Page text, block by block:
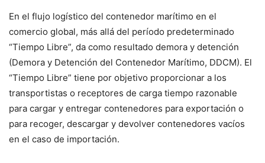
En el flujo logístico del contenedor marítimo en el
comercio global, más allá del período predeterminado
“Tiempo Libre”, da como resultado demora y detención
(Demora y Detención del Contenedor Marítimo, DDCM). El
“Tiempo Libre” tiene por objetivo proporcionar a los
transportistas o receptores de carga tiempo razonable
para cargar y entregar contenedores para exportación o
para recoger, descargar y devolver contenedores vacíos
en el caso de importación.